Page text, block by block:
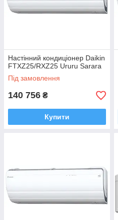
Настінний кондиціонер Daikin
FTXZ25/RXZ25 Ururu Sarara
Під замовлення
140 756 ₴
Купити